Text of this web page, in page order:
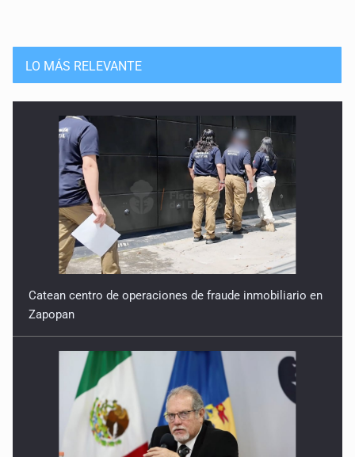
LO MÁS RELEVANTE
Catean centro de operaciones de fraude inmobiliario en
Zapopan